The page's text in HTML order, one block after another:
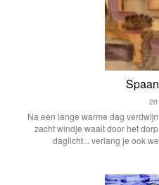
Na een lange warme dag
zacht windje waait door het
daglicht... verlang je ook